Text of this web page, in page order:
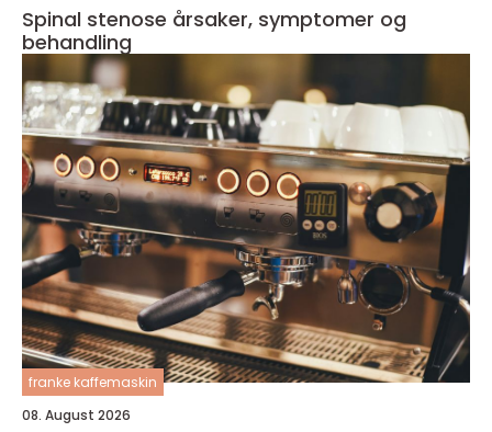
Spinal stenose årsaker, symptomer og
behandling
franke kaffemaskin
08. August 2026